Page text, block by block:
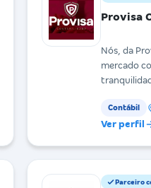
Provisa
Nós, da
mercado
Contábil
Ver perfil
Parceiro